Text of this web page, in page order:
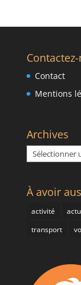
Contact
Mentions
Archives
Archives
À avoir
activité
transport